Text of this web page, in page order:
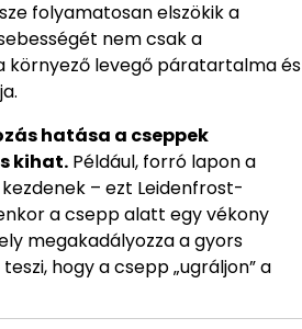
folyamatosan elszökik a
nem csak a
környező levegő páratartalma és
hatása a cseppek
kihat. Például, forró lapon a
– ezt Leidenfrost-
a csepp alatt egy vékony
megakadályozza a gyors
hogy a csepp „ugráljon” a